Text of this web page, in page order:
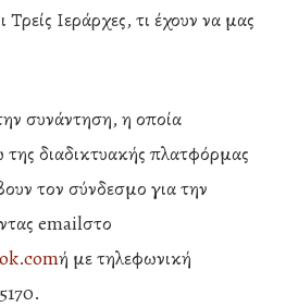
Τρείς Ιεράρχες, τι έχουν να μας
συνάντηση, η οποία
διαδικτυακής πλατφόρμας
τον σύνδεσμο για την
emailστο
ή με τηλεφωνική